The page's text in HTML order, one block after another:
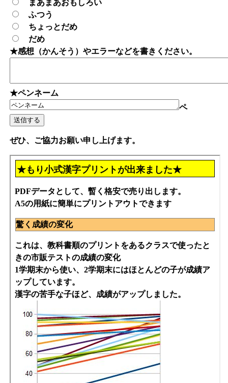
まあまあおもしろい
ふつう
ちょっとだめ
だめ
★感想（かんそう）やエラーなどを書きください。
★ペンネーム
ペ
ぜひ、ご協力お願い申し上げます。